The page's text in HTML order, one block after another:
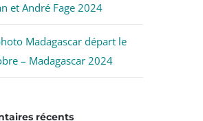
et André Fage 2024
Madagascar départ le
– Madagascar 2024
récents